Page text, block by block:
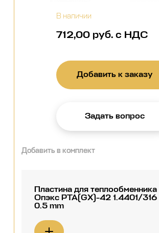
В наличии
712,00 руб. с НДС
Добавить к заказу
Задать вопрос
Добавить в комплект
Пластина для теплообменника
Опэкс РТА(GX)-42 1.4401/316
0.5 mm